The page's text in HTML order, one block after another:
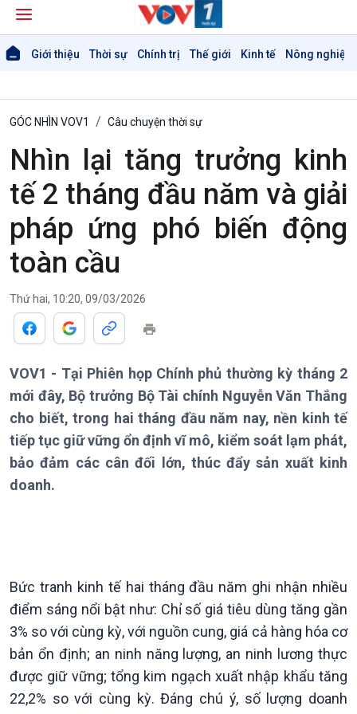
Giới thiệu Thời sự Chính trị Thế giới Kinh tế Nông nghiệp
Giới thiệu
Chuyên mục
Theo dòng Thời sự
Chính trị
Đảng trong cuộc sống
Nhận diện sự thật
Pháp luật và đời sống
Biên cương - Một dải vững
bền
GÓC NHÌN VOV1 Câu chuyện thời sự
Nhìn lại tăng trưởng kinh
tế 2 tháng đầu năm và giải
pháp ứng phó biến động
toàn cầu
Thứ hai, 10:20, 09/03/2026
VOV1 - Tại Phiên họp Chính phủ thường kỳ tháng 2
mới đây, Bộ trưởng Bộ Tài chính Nguyễn Văn Thắng
cho biết, trong hai tháng đầu năm nay, nền kinh tế
tiếp tục giữ vững ổn định vĩ mô, kiểm soát lạm phát,
bảo đảm các cân đối lớn, thúc đẩy sản xuất kinh
doanh.
Bức tranh kinh tế hai tháng đầu năm ghi nhận nhiều
điểm sáng nổi bật như: Chỉ số giá tiêu dùng tăng gần
3% so với cùng kỳ, với nguồn cung, giá cả hàng hóa cơ
bản ổn định; an ninh năng lượng, an ninh lương thực
được giữ vững; tổng kim ngạch xuất nhập khẩu tăng
22,2% so với cùng kỳ. Đáng chú ý, số lượng doanh